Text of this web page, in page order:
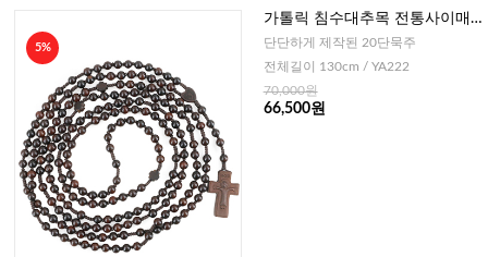
5%
가톨릭 침수대추목 전통사이매
듭 20단묵주-8mm
단단하게 제작된 20단묵주
전체길이 130cm / YA222
70,000원
66,500원